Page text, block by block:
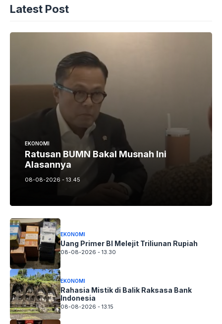
Latest Post
EKONOMI
Ratusan BUMN Bakal Musnah Ini
Alasannya
08-08-2026 - 13.45
EKONOMI
Uang Primer BI Melejit Triliunan Rupiah
08-08-2026 - 13.30
EKONOMI
Rahasia Mistik di Balik Raksasa Bank
Indonesia
08-08-2026 - 13.15